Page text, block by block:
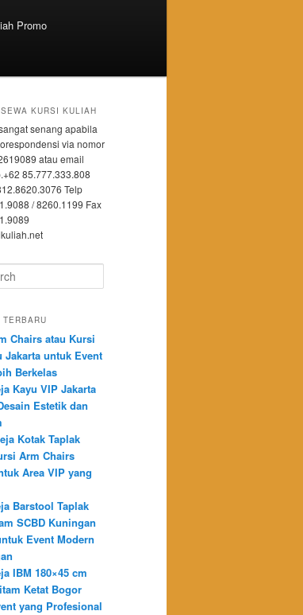
Promo
BERKUALITAS DAN TEPAT
KURSI KULIAH
senang apabila
via nomor
atau email
85.777.333.808
Telp
/ 8260.1199 Fax
Chairs atau Kursi
Jakarta untuk Event
Berkelas
Kayu VIP Jakarta
Estetik dan
Kotak Taplak
Arm Chairs
Area VIP yang
Barstool Taplak
SCBD Kuningan
Event Modern
IBM 180×45 cm
Ketat Bogor
yang Profesional